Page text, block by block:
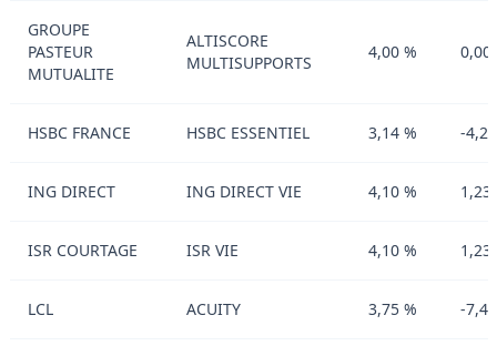
GROUPE
PASTEUR
MUTUALITE
ALTISCORE
MULTISUPPORTS
4,00 %
HSBC FRANCE HSBC ESSENTIEL 3,14 % -
ING DIRECT ING DIRECT VIE 4,10 %
ISR COURTAGE ISR VIE 4,10 %
LCL ACUITY 3,75 % -